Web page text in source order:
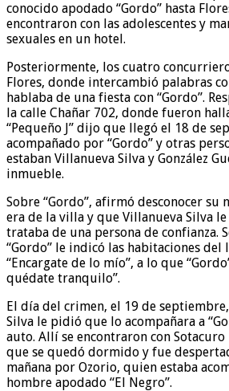
conocido apodado “Gordo” hasta
encontraron con las adolescentes y
sexuales en un hotel.
Posteriormente, los cuatro
Flores, donde intercambió palabras
hablaba de una fiesta con “Gordo”.
la calle Chañar 702, donde fueron
“Pequeño J” dijo que llegó el 18 de
acompañado por “Gordo” y otras
estaban Villanueva Silva y González
inmueble.
Sobre “Gordo”, afirmó desconocer su
era de la villa y que Villanueva Silva
trataba de una persona de confianza.
“Gordo” le indicó las habitaciones
“Encargate de lo mío”, a lo que
quédate tranquilo”.
El día del crimen, el 19 de
Silva le pidió que lo acompañara a
auto. Allí se encontraron con Sotacuro
que se quedó dormido y fue
mañana por Ozorio, quien estaba
hombre apodado “El Negro”.